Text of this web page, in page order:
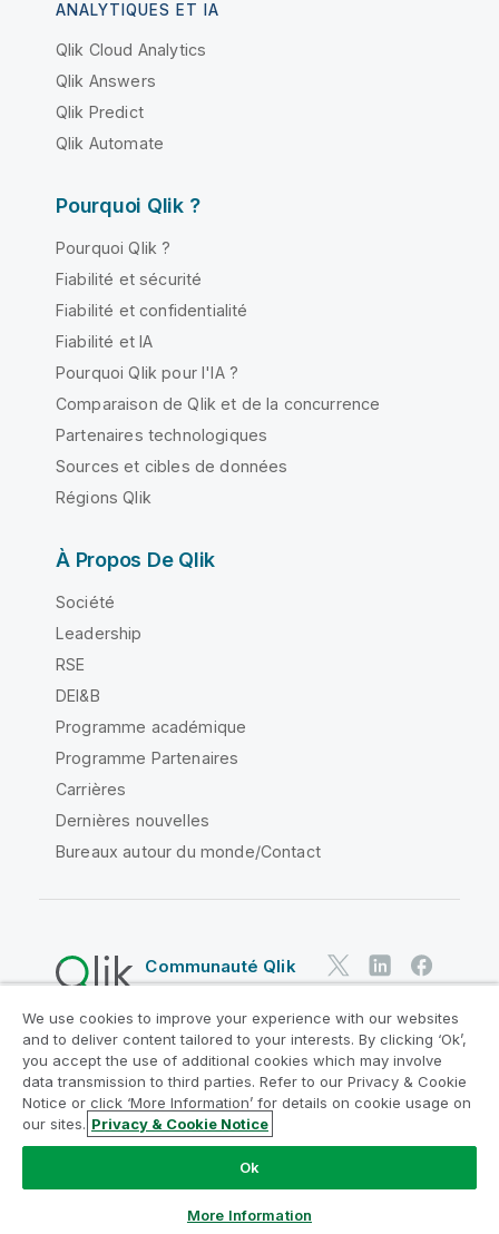
ANALYTIQUES ET IA
Qlik Cloud Analytics
Qlik Answers
Qlik Predict
Qlik Automate
Pourquoi Qlik ?
Pourquoi Qlik ?
Fiabilité et sécurité
Fiabilité et confidentialité
Fiabilité et IA
Pourquoi Qlik pour l'IA ?
Comparaison de Qlik et de la concurrence
Partenaires technologiques
Sources et cibles de données
Régions Qlik
À Propos De Qlik
Société
Leadership
RSE
DEI&B
Programme académique
Programme Partenaires
Carrières
Dernières nouvelles
Bureaux autour du monde/Contact
Communauté Qlik
Contrats juridiques
Conditions d'utilisation des produits
Legal Policies
Conditions légales
Conditions d'utilisation
Marques
Do Not Share My Info
Copyright © 1993-2026 QlikTech International AB. Tous
We use cookies to improve your experience with our websites
and to deliver content tailored to your interests. By clicking ‘Ok’,
you accept the use of additional cookies which may involve
data transmission to third parties. Refer to our Privacy & Cookie
Notice or click ‘More Information’ for details on cookie usage on
our sites. Privacy & Cookie Notice
Ok
More Information